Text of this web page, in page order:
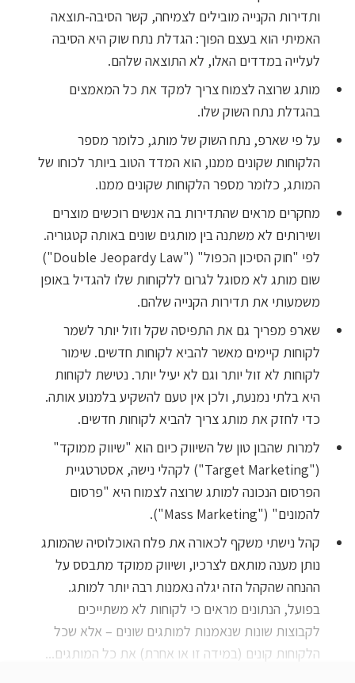
ותדירות הקנייה מובילים לצמיחה, קשר הסיבה-תוצאה
האמיתי הוא בעצם הפוך: הגדלת נתח שוק היא הסיבה
לעלייה במדדים האלו, לא התוצאה שלהם.
מותג שרוצה לצמוח צריך למקד את כל המאמצים
בהגדלת נתח השוק שלו.
על פי שארפ, נתח השוק של מותג, כלומר מספר
הלקוחות שקונים ממנו, הוא המדד הטוב ביותר לכוחו של
המותג, כלומר מספר הלקוחות שקונים ממנו.
מחקרים מראים שהתדירות בה אנשים רוכשים מוצרים
ושירותים לא משתנה בין מותגים שונים באותה קטגוריה.
לפי "חוק הסיכון הכפול" ("Double Jeopardy Law")
שום מותג לא מסוגל לגרום ללקוחות שלו להגדיל באופן
משמעותי את תדירות הקנייה שלהם.
שארפ מפריך גם את התפיסה שקל וזול יותר לשמר
לקוחות קיימים מאשר להביא לקוחות חדשים. שימור
לקוחות לא זול יותר וגם לא יעיל יותר. נטישת לקוחות
היא בלתי נמנעת, ולכן אין טעם להשקיע בלמנוע אותה.
כדי לחזק את מותג צריך להביא לקוחות חדשים.
למרות שהבון טון של השיווק כיום הוא "שיווק ממוקד"
("Target Marketing") לקהלי נישה, אסטרטגיית
הפרסום הנכונה למותג שרוצה לצמוח היא "פרסום
להמונים" ("Mass Marketing").
קהל נישתי משקף לכאורה את פלח האוכלוסיה שהמותג
נותן מענה מותאם לצרכיו, ושיווק ממוקד מתבסס על
ההנחה שהקהל הזה יגלה נאמנות רבה יותר למותג.
בפועל, הנתונים מראים כי לקוחות לא משתייכים
לקבוצות שונות שנאמנות למותגים שונים – אלא שכל
הלקוחות קונים (במידה זו או אחרת) את כל המותגים...